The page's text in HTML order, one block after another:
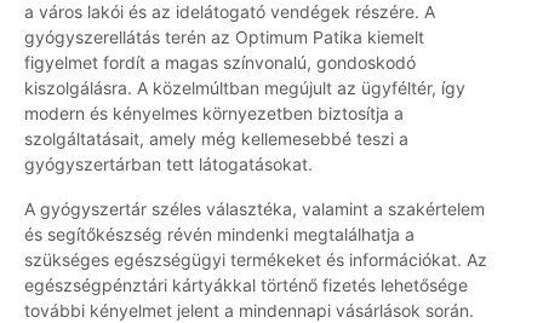
a város lakói és az idelátogató vendégek részére. A
gyógyszerellátás terén az Optimum Patika kiemelt
figyelmet fordít a magas színvonalú, gondoskodó
kiszolgálásra. A közelmúltban megújult az ügyféltér, így
modern és kényelmes környezetben biztosítja a
szolgáltatásait, amely még kellemesebbé teszi a
gyógyszertárban tett látogatásokat.
A gyógyszertár széles választéka, valamint a szakértelem
és segítőkészség révén mindenki megtalálhatja a
szükséges egészségügyi termékeket és információkat. Az
egészségpénztári kártyákkal történő fizetés lehetősége
további kényelmet jelent a mindennapi vásárlások során.